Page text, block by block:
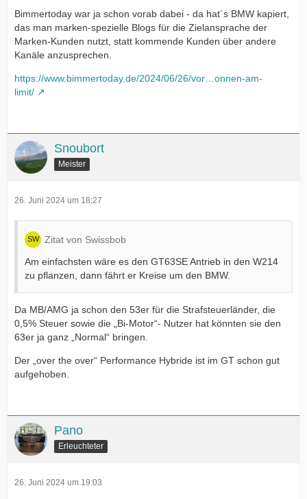
Bimmertoday war ja schon vorab dabei - da hat´s BMW kapiert,
das man marken-spezielle Blogs für die Zielansprache der
Marken-Kunden nutzt, statt kommende Kunden über andere
Kanäle anzusprechen.
https://www.bimmertoday.de/2024/06/26/vor…onnen-am-
limit/
Snoubort
Meister
26. Juni 2024 um 18:27
Zitat von Swissbob
Am einfachsten wäre es den GT63SE Antrieb in den W214
zu pflanzen, dann fährt er Kreise um den BMW.
Da MB/AMG ja schon den 53er für die Strafsteuerländer, die
0,5% Steuer sowie die „Bi-Motor“- Nutzer hat könnten sie den
63er ja ganz „Normal“ bringen.
Der „over the over“ Performance Hybride ist im GT schon gut
aufgehoben.
Pano
Erleuchteter
26. Juni 2024 um 19:03